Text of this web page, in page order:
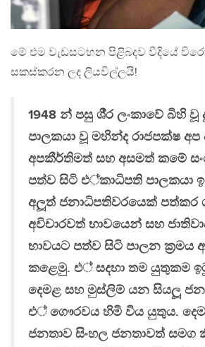
මේ එම වැඩසටහන පිළිබදව වීදියේ
සකස්කරන ලද ලියවිල්ලයි!
1948 න් පසු ශී‍්‍ර ලංකාවේ බිහි වූ
පාලකයා වූ මහින්ද රාජපක්ෂ අප
අපකීර්තිමත් සහ අසමත් කමේ
පත්ව සිටි එ්කාධිපති පාලකයා
අලූත් ජනාධිපතිවරයෙක් පත්කර
අවිචාරවත් භාවයෙන් සහ
භාවයට පත්ව සිටි පාලන ක‍්‍රමය
කළෙමු. එ් සදහා තම යුතුකම
දෙමළ සහ මුස්ලිම් යන සියලූ
එ් ගෞරවය හිමි විය යුතුය.
ජනතාව සිංහල ජනතාවත් සමග